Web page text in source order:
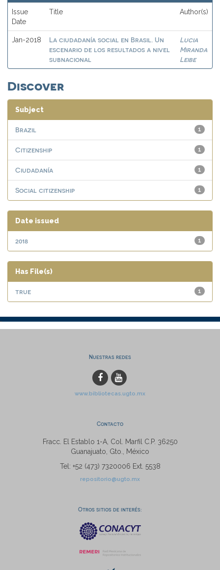
Issue
Date
Title Author(s)
Jan-2018
La ciudadanía social en Brasil. Un
escenario de los resultados a nivel
subnacional
Lucia
Miranda
Leibe
Discover
Subject
1
Brazil
1
Citizenship
1
Ciudadanía
1
Social citizenship
Date issued
1
2018
Has File(s)
1
true
Nuestras redes
www.bibliotecas.ugto.mx
Contacto
Fracc. El Establo 1-A, Col. Marfil C.P. 36250
Guanajuato, Gto., México
Tel: +52 (473) 7320006 Ext. 5538
repositorio@ugto.mx
Otros sitios de interés: